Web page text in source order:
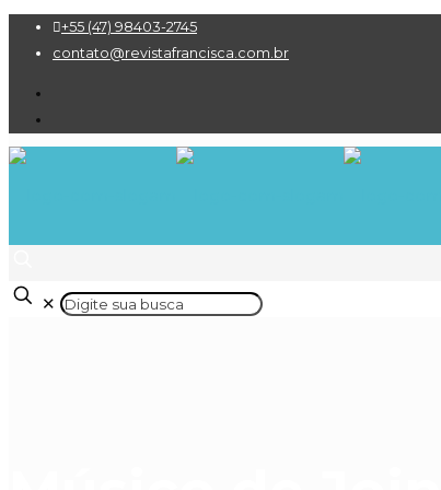
+55 (47) 98403-2745
contato@revistafrancisca.com.br
✕